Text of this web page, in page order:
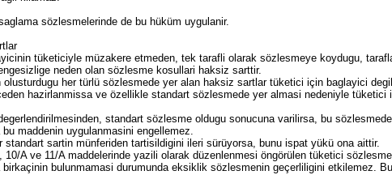
sözlesmelerinde de bu hüküm uygulanir.
tüketiciyle müzakere etmeden, tek tarafli olarak sözlesmeye koydugu,
neden olan sözlesme kosullari haksiz sarttir.
olusturdugu her türlü sözlesmede yer alan haksiz sartlar tüketici için baglayici
hazirlanmissa ve özellikle standart sözlesmede yer almasi nedeniyle
standart sözlesme oldugu sonucuna varilirsa, bu
maddenin uygulanmasini engellemez.
sartin münferiden tartisildigini ileri sürüyorsa, bunu ispat yükü ona aittir.
A ve 11/A maddelerinde yazili olarak düzenlenmesi öngörülen tüketici
bulunmamasi durumunda eksiklik sözlesmenin geçerliligini etkilemez.